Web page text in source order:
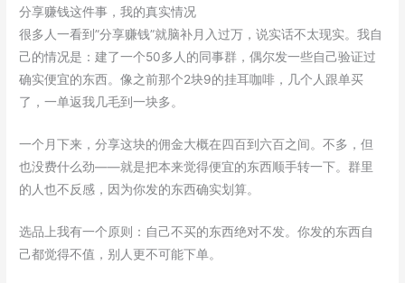
分享赚钱这件事，我的真实情况
很多人一看到”分享赚钱”就脑补月入过万，说实话不太现实。我自
己的情况是：建了一个50多人的同事群，偶尔发一些自己验证过
确实便宜的东西。像之前那个2块9的挂耳咖啡，几个人跟单买
了，一单返我几毛到一块多。
一个月下来，分享这块的佣金大概在四百到六百之间。不多，但
也没费什么劲——就是把本来觉得便宜的东西顺手转一下。群里
的人也不反感，因为你发的东西确实划算。
选品上我有一个原则：自己不买的东西绝对不发。你发的东西自
己都觉得不值，别人更不可能下单。